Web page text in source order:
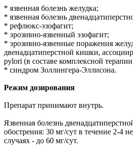
* язвенная болезнь желудка;
* язвенная болезнь
* рефлюкс-эзофагит;
* эрозивно-язвенный эзофагит;
* эрозивно-язвенные поражения
двенадцатиперстной кишки,
pylori (в составе комплексной
* синдром Золлингера-Эллисона.
Режим дозирования
Препарат принимают внутрь.
Язвенная болезнь
обострения: 30 мг/сут в течение 2-4
случаях - до 60 мг/сут.